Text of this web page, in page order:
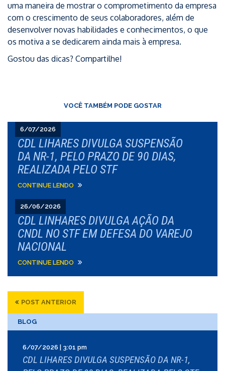
uma maneira de mostrar o comprometimento da empresa
com o crescimento de seus colaboradores, além de
desenvolver novas habilidades e conhecimentos, o que
os motiva a se dedicarem ainda mais à empresa.
Gostou das dicas? Compartilhe!
VOCÊ TAMBÉM PODE GOSTAR
6/07/2026
CDL LIHARES DIVULGA SUSPENSÃO
DA NR-1, PELO PRAZO DE 90 DIAS,
REALIZADA PELO STF
CONTINUE LENDO
26/06/2026
CDL LINHARES DIVULGA AÇÃO DA
CNDL NO STF EM DEFESA DO VAREJO
NACIONAL
CONTINUE LENDO
POST ANTERIOR
BLOG
6/07/2026 | 3:01 pm
CDL LIHARES DIVULGA SUSPENSÃO DA NR-1,